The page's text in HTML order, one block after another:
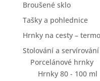
Broušené sklo
Tašky a pohlednice
Hrnky na cesty –
Stolování a servírování
Porcelánové hrnky
Hrnky 80 - 100 ml